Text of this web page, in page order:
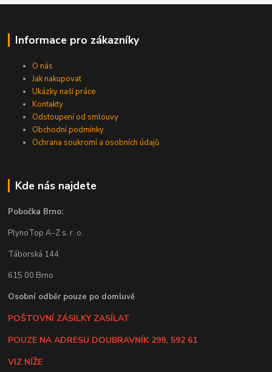
Informace pro zákazníky
O nás
Jak nakupovat
Ukázky naší práce
Kontakty
Odstoupení od smlouvy
Obchodní podmínky
Ochrana soukromí a osobních údajů
Kde nás najdete
Pobočka Brno:
PlynoTop A-Z s. r. o.
Táborská 144
615 00 Brno
Osobní odběr pouze po domluvě
POŠTOVNÍ ZÁSILKY ZASÍLAT
POUZE NA ADRESU DOUBRAVNÍK 299, 592 61
VIZ NÍŽE